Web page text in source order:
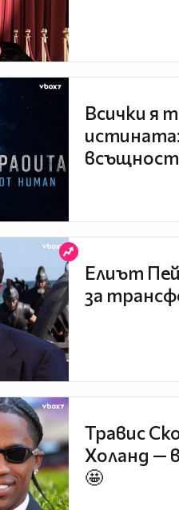
Всички я
всъщност
Елиът
за
Травис
Холанд —
🤩